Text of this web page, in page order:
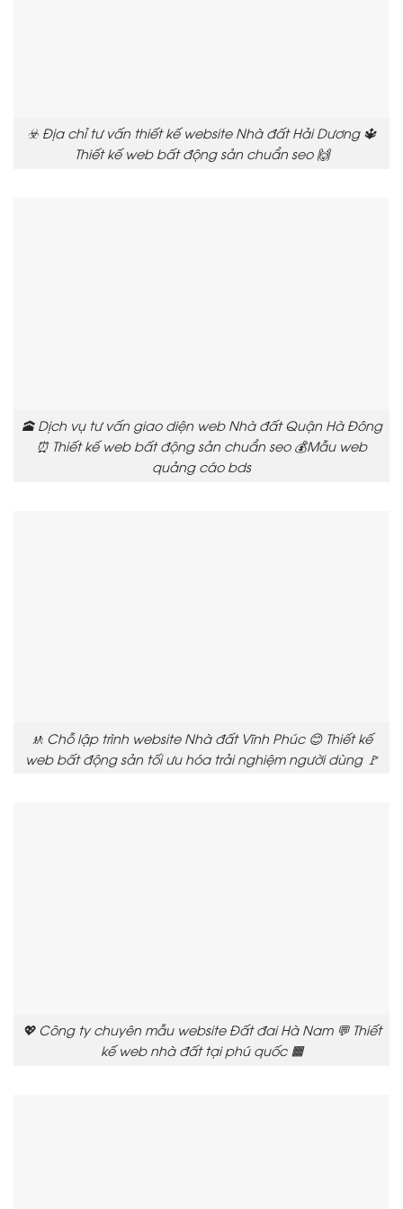
☣️ Địa chỉ tư vấn thiết kế website Nhà đất Hải Dương 🔱
Thiết kế web bất động sản chuẩn seo 🙌
🕋 Dịch vụ tư vấn giao diện web Nhà đất Quận Hà Đông
⏰ Thiết kế web bất động sản chuẩn seo 💰Mẫu web
quảng cáo bds
🚸 Chỗ lập trình website Nhà đất Vĩnh Phúc 😊 Thiết kế
web bất động sản tối ưu hóa trải nghiệm người dùng 🚩
💖 Công ty chuyên mẫu website Đất đai Hà Nam 💬 Thiết
kế web nhà đất tại phú quốc 🟧